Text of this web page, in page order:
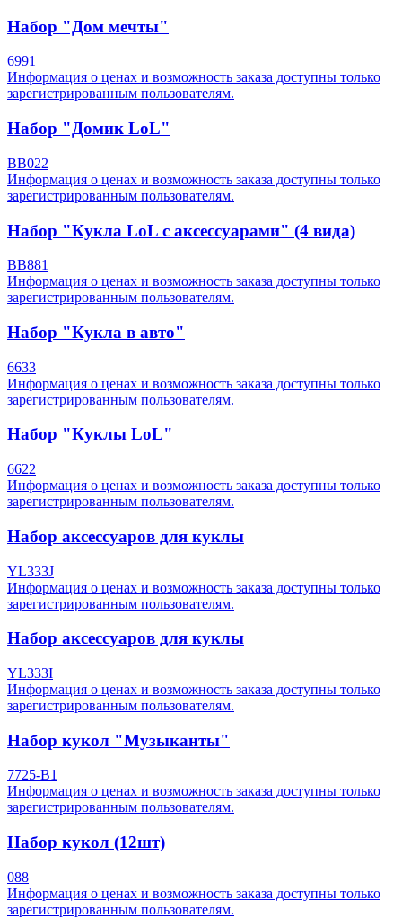
Набор "Дом мечты"
6991
Информация о ценах и возможность заказа доступны только
зарегистрированным пользователям.
Набор "Домик LoL"
BB022
Информация о ценах и возможность заказа доступны только
зарегистрированным пользователям.
Набор "Кукла LoL с аксессуарами" (4 вида)
BB881
Информация о ценах и возможность заказа доступны только
зарегистрированным пользователям.
Набор "Кукла в авто"
6633
Информация о ценах и возможность заказа доступны только
зарегистрированным пользователям.
Набор "Куклы LoL"
6622
Информация о ценах и возможность заказа доступны только
зарегистрированным пользователям.
Набор аксессуаров для куклы
YL333J
Информация о ценах и возможность заказа доступны только
зарегистрированным пользователям.
Набор аксессуаров для куклы
YL333I
Информация о ценах и возможность заказа доступны только
зарегистрированным пользователям.
Набор кукол "Музыканты"
7725-B1
Информация о ценах и возможность заказа доступны только
зарегистрированным пользователям.
Набор кукол (12шт)
088
Информация о ценах и возможность заказа доступны только
зарегистрированным пользователям.